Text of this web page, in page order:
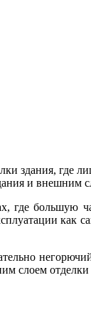
здания, где
и внешним
где большую
слоем